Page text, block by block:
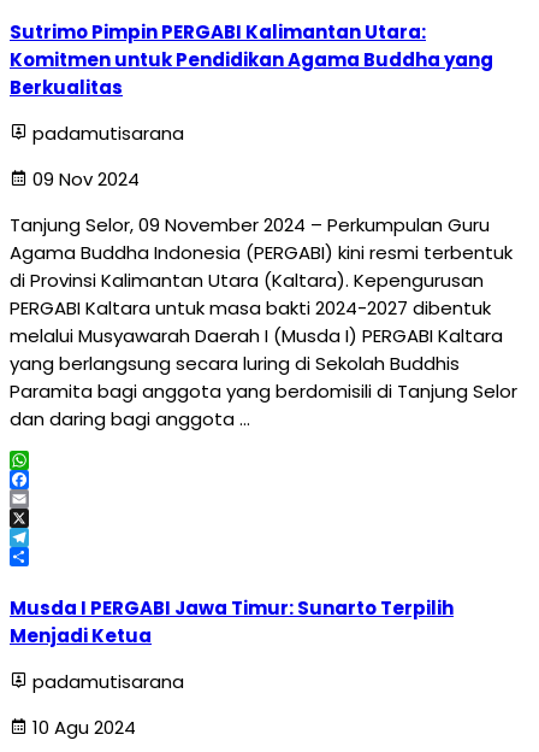
Sutrimo Pimpin PERGABI Kalimantan Utara:
Komitmen untuk Pendidikan Agama Buddha yang
Berkualitas
padamutisarana
09 Nov 2024
Tanjung Selor, 09 November 2024 – Perkumpulan Guru
Agama Buddha Indonesia (PERGABI) kini resmi terbentuk
di Provinsi Kalimantan Utara (Kaltara). Kepengurusan
PERGABI Kaltara untuk masa bakti 2024-2027 dibentuk
melalui Musyawarah Daerah I (Musda I) PERGABI Kaltara
yang berlangsung secara luring di Sekolah Buddhis
Paramita bagi anggota yang berdomisili di Tanjung Selor
dan daring bagi anggota …
WhatsApp
Facebook
Email
X
Telegram
Musda I PERGABI Jawa Timur: Sunarto Terpilih
Menjadi Ketua
padamutisarana
10 Agu 2024